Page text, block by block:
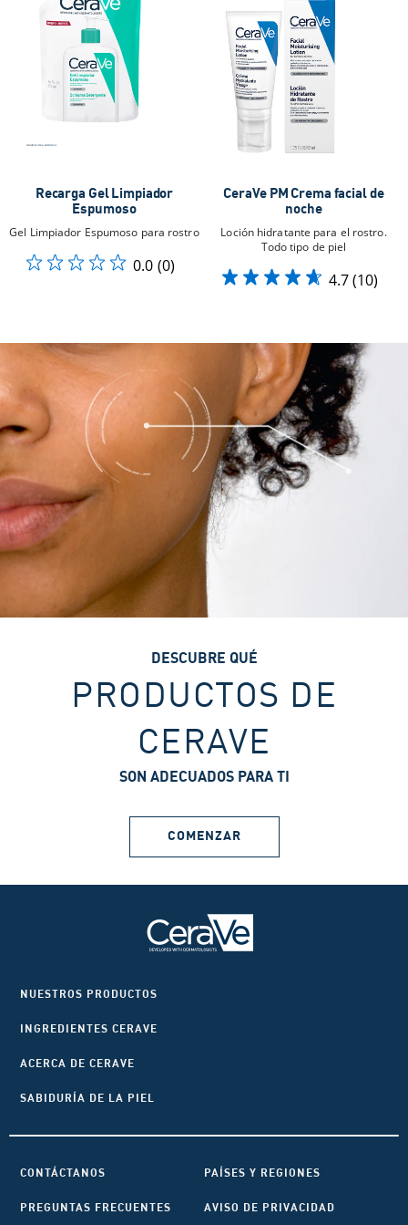
Recarga Gel Limpiador
Espumoso
Gel Limpiador Espumoso para rostro
0.0 (0)
CeraVe PM Crema facial de
noche
Loción hidratante para el rostro.
Todo tipo de piel
4.7(10)
DESCUBRE QUÉ
PRODUCTOS DE
CERAVE
SON ADECUADOS PARA TI
COMENZAR
NUESTROS PRODUCTOS
INGREDIENTES CERAVE
ACERCA DE CERAVE
SABIDURÍA DE LA PIEL
CONTÁCTANOS PAÍSES Y REGIONES
PREGUNTAS FRECUENTES AVISO DE PRIVACIDAD